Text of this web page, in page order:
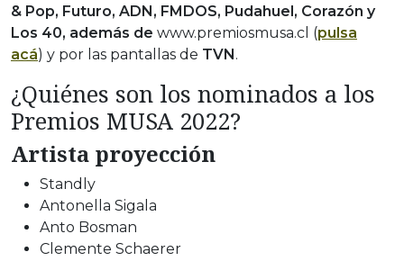
& Pop, Futuro, ADN, FMDOS, Pudahuel, Corazón y
Los 40, además de www.premiosmusa.cl (pulsa
acá) y por las pantallas de TVN .
¿Quiénes son los nominados a los
Premios MUSA 2022?
Artista proyección
Standly
Antonella Sigala
Anto Bosman
Clemente Schaerer